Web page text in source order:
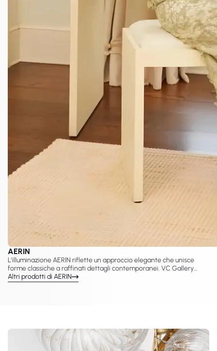
AERIN
L’illuminazione AERIN riflette un approccio elegante che unisce
forme classiche a raffinati dettagli contemporanei. VC Gallery
propone una selezione curata di lampade AERIN create con Visual
Comfort & Co., tra cui lampadari, applique, sospensioni e lampade
Altri prodotti di AERIN